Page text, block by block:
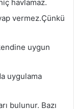
havlamaz.
vermez.Çünkü
uygun
uygulama
bulunur. Bazı